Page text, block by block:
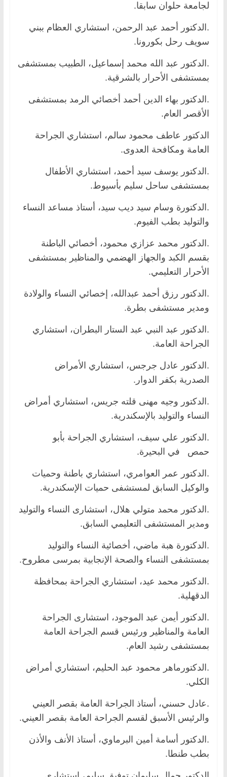
لجامعة حلوان سابقا.
.الدكتور أحمد عبد الرحمن، استشاري العظام ببني
سويف رحل بكورونا.
.الدكتور عبد الله محمد إسماعيل، الطبيب بمستشفى
بمستشفى الأحرار بالشرقية.
.الدكتور بهاء الدين أحمد أخصائي الرمد بمستشفى
الأقصر العام.
الدكتور عاطف محمود سالم، استشاري الجراحة
العامة ومكافحة العدوى.
.الدكتور يوسف سيد أحمد، استشاري الأطفال
بمستشفى ساحل سليم بأسيوط.
.الدكتورة وسام سيد ديب سيد، أستاذ مساعد النساء
والتوليد بطب الفيوم.
.الدكتور محمد عزازي محمود، أخصائي الباطنة
بقسم الكبد والجهاز الهضمي والمناظير بمستشفى
الأحرار التعليمي.
.الدكتور رزق أحمد عبدالله، إخصائي النساء والولادة
ومدير مستشفى بطرة.
.الدكتور عبد النبي عبد الستار البطران، استشاري
الجراحة العامة.
.الدكتور عادل جرجس، استشاري الأمراض
الصدرية بكفر الدوار.
.الدكتور وجيه مهنى قلته جريس، استشاري أمراض
النساء والتوليد بالإسكندرية.
.الدكتور علي سيف، استشاري الجراحة بأبو
حمص في البحيرة.
.الدكتور عمر العوامري، استشاري باطنة وحميات
والوكيل السابق لمستشفى حميات الإسكندرية.
.الدكتور محمد متولي هلال، استشارى النساء والتوليد
ومدير المستشفى التعليمي السابق.
.الدكتورة هبة ماضي، أخصائية النساء والتوليد
بمستشفى النساء والصحة الإنجابية بمرسى مطروح.
.الدكتور محمد عيد، استشاري الجراحة بمحافظة
الدقهلية.
.الدكتور أيمن عبد الموجود، استشارى الجراحة
العامة والمناظير ورئيس قسم الجراحة العامة
بمستشفى رشيد العام.
.الدكتورماهر محمود عبد الحليم، استشاري أمراض
الكلي.
.عادل حسني، أستاذ الجراحة العامة بقصر العيني
والرئيس الأسبق لقسم الجراحة العامة بقصر العيني.
.الدكتور أسامة أمين البرماوي، أستاذ الأنف والأذن
بطب طنطا.